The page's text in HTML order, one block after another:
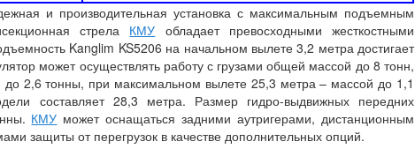
и производительная установка с максимальным подъемным
стрела КМУ обладает превосходными жесткостными
Kanglim KS5206 на начальном вылете 3,2 метра достигает
может осуществлять работу с грузами общей массой до 8 тонн,
2,6 тонны, при максимальном вылете 25,3 метра – массой до 1,1
составляет 28,3 метра. Размер гидро-выдвижных передних
КМУ может оснащаться задними аутригерами, дистанционным
защиты от перегрузок в качестве дополнительных опций.